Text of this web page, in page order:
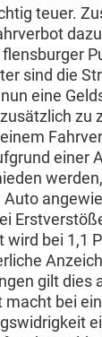
teuer.
sind die
eine
zu
einer
wird bei 1,1
gilt dies
macht bei